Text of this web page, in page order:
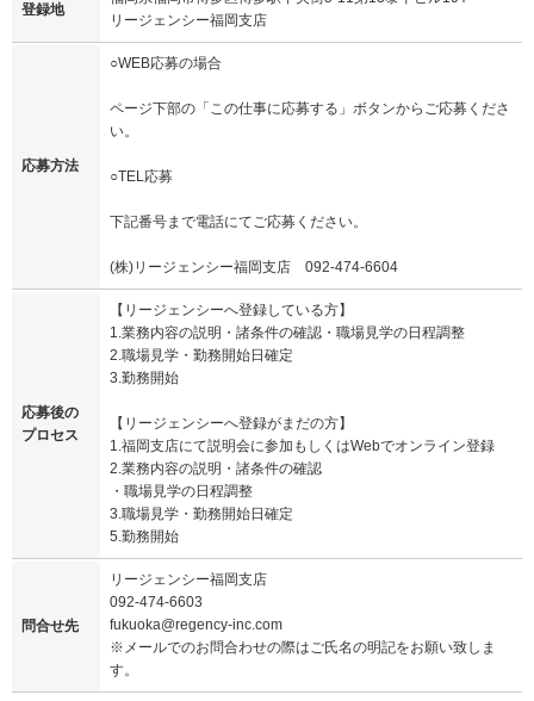
登録地
リージェンシー福岡支店
応募方法
○WEB応募の場合
ページ下部の「この仕事に応募する」ボタンからご応募くださ
い。
○TEL応募
下記番号まで電話にてご応募ください。
(株)リージェンシー福岡支店 092-474-6604
応募後の
プロセス
【リージェンシーへ登録している方】
1.業務内容の説明・諸条件の確認・職場見学の日程調整
2.職場見学・勤務開始日確定
3.勤務開始
【リージェンシーへ登録がまだの方】
1.福岡支店にて説明会に参加もしくはWebでオンライン登録
2.業務内容の説明・諸条件の確認
・職場見学の日程調整
3.職場見学・勤務開始日確定
5.勤務開始
問合せ先
リージェンシー福岡支店
092-474-6603
fukuoka@regency-inc.com
※メールでのお問合わせの際はご氏名の明記をお願い致しま
す。